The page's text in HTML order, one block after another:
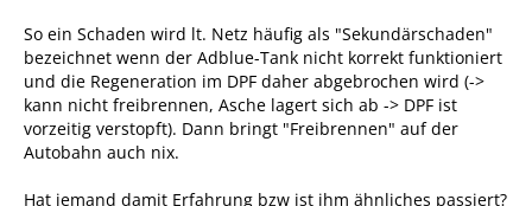
So ein Schaden wird lt. Netz häufig als "Sekundärschaden"
bezeichnet wenn der Adblue-Tank nicht korrekt funktioniert
und die Regeneration im DPF daher abgebrochen wird (->
kann nicht freibrennen, Asche lagert sich ab -> DPF ist
vorzeitig verstopft). Dann bringt "Freibrennen" auf der
Autobahn auch nix.
Hat jemand damit Erfahrung bzw ist ihm ähnliches passiert?